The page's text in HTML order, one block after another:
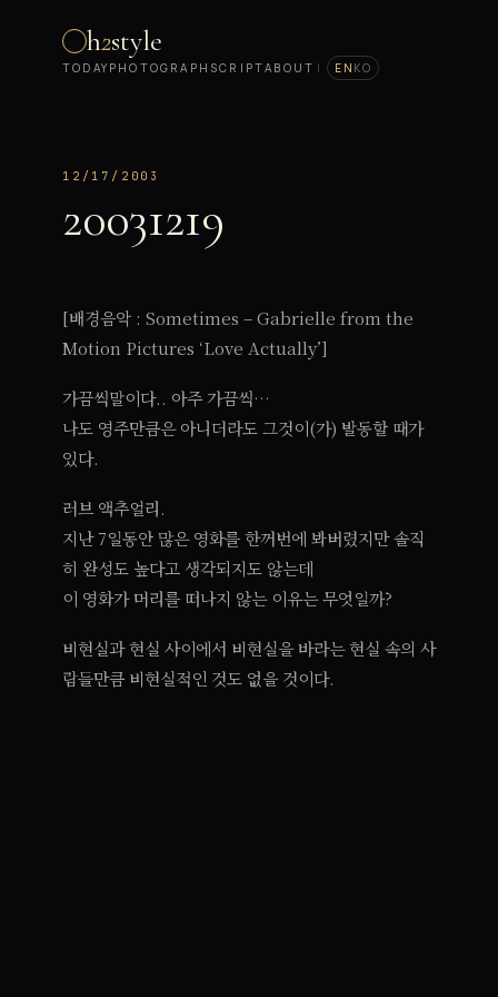
h2style
TODAY PHOTOGRAPH SCRIPTABOUT | EN KO
12/17/2003
20031219
[배경음악 : Sometimes – Gabrielle from the
Motion Pictures ‘Love Actually’]
가끔씩말이다.. 아주 가끔씩…
나도 영주만큼은 아니더라도 그것이(가) 발동할 때가
있다.
러브 액추얼리.
지난 7일동안 많은 영화를 한꺼번에 봐버렸지만 솔직
히 완성도 높다고 생각되지도 않는데
이 영화가 머리를 떠나지 않는 이유는 무엇일까?
비현실과 현실 사이에서 비현실을 바라는 현실 속의 사
람들만큼 비현실적인 것도 없을 것이다.